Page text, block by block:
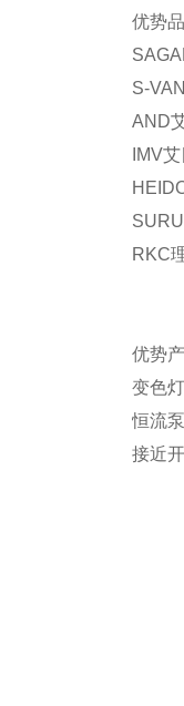
优势
S-
AND
IMV
RKC
优势
变色
恒流
接近